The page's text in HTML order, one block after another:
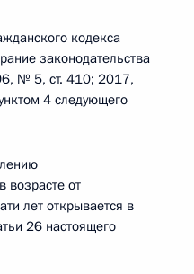
кодекса
законодательства
№ 5, ст. 410; 2017,
4 следующего
возрасте от
лет открывается в
26 настоящего